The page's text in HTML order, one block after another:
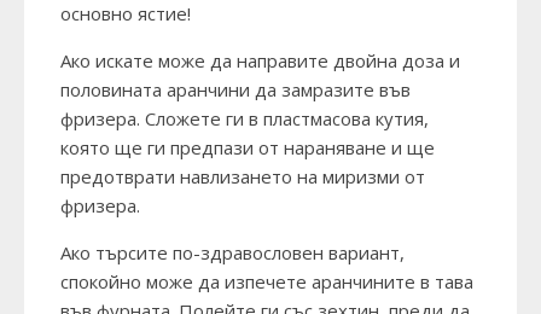
основно ястие!
Ако искате може да направите двойна доза и
половината аранчини да замразите във
фризера. Сложете ги в пластмасова кутия,
която ще ги предпази от нараняване и ще
предотврати навлизането на миризми от
фризера.
Ако търсите по-здравословен вариант,
спокойно може да изпечете аранчините в тава